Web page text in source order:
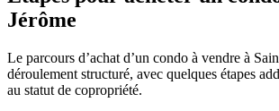
Jérôme
Le parcours d’achat d’un condo à vendre à
déroulement structuré, avec quelques étapes
au statut de copropriété.